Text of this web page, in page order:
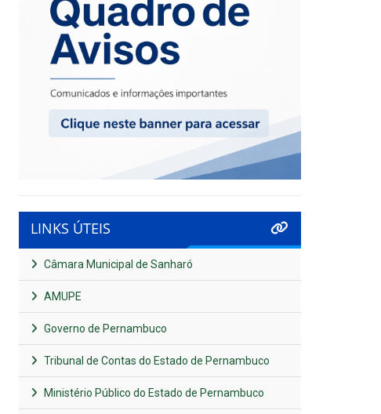
LINKS ÚTEIS
Câmara Municipal de Sanharó
AMUPE
Governo de Pernambuco
Tribunal de Contas do Estado de Pernambuco
Ministério Público do Estado de Pernambuco